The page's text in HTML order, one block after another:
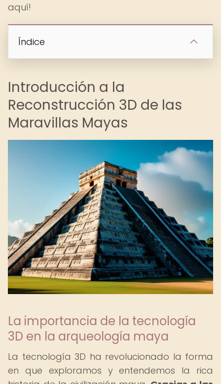
aquí!
Índice
Introducción a la
Reconstrucción 3D de las
Maravillas Mayas
La importancia de la tecnología
3D en la arqueología maya
La tecnología 3D ha revolucionado la forma
en que exploramos y entendemos la rica